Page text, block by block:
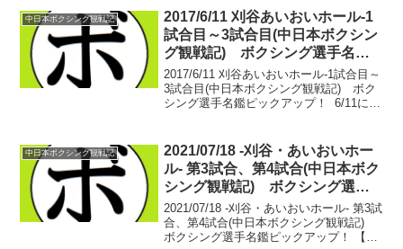
中日本ボクシング観戦記
2017/6/11 刈谷あいおいホール-1
試合目～3試合目(中日本ボクシン
グ観戦記) ボクシング選手名鑑
ピックアップ！
2017/6/11 刈谷あいおいホール-1試合目～
3試合目(中日本ボクシング観戦記) ボク
シング選手名鑑ピックアップ！ 6/11に行
決勝【フライ級４回戦】かべりーん...
中日本ボクシング観戦記
2021/07/18 -刈谷・あいおいホー
ル- 第3試合、第4試合(中日本ボク
シング観戦記) ボクシング選手
名鑑ピックアップ！
2021/07/18 -刈谷・あいおいホール- 第3試
合、第4試合(中日本ボクシング観戦記)
ボクシング選手名鑑ピックアップ！ 【ス